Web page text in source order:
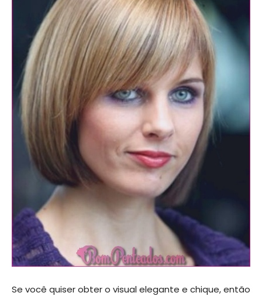
Se você quiser obter o visual elegante e chique, então